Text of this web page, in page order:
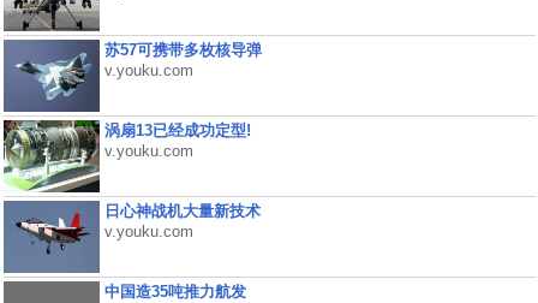
苏57可携带多枚核导弹
v.youku.com
涡扇13已经成功定型!
v.youku.com
日心神战机大量新技术
v.youku.com
中国造35吨推力航发